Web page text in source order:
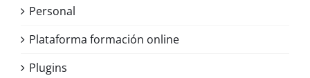
Personal
Plataforma formación online
Plugins